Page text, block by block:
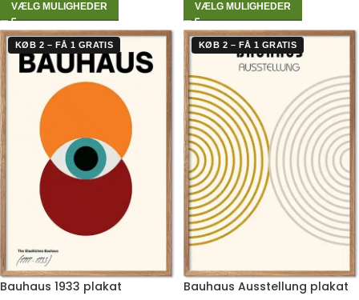
VÆLG MULIGHEDER VÆLG MULIGHEDER
KØB 2 – FÅ 1 GRATIS
Bauhaus 1933 plakat
KØB 2 – FÅ 1 GRATIS
Bauhaus Ausstellung plakat